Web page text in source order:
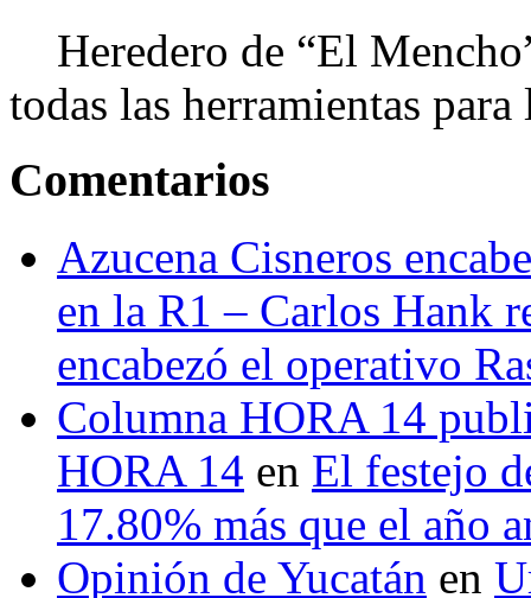
Heredero de “El
todas las herramientas
Comentarios
Azucena Cisneros
en la R1 – Carlos Hank
encabezó el operativo
Columna HORA 14
HORA 14 en El festejo
17.80% más que el año
Opinión de Yucatán en